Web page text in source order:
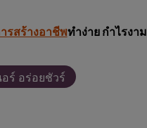
รสร้างอาชีพทำง่าย กำไรงาม
ร์ อร่อยชัวร์